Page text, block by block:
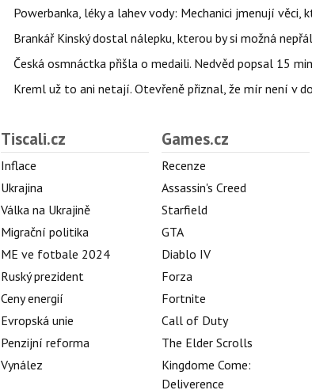
Powerbanka, léky a lahev vody: Mechanici jmenují
Brankář Kinský dostal nálepku, kterou by si možná
Česká osmnáctka přišla o medaili. Nedvěd popsal 15
Kreml už to ani netají. Otevřeně přiznal, že mír není v
Tiscali.cz
Inflace
Ukrajina
Válka na Ukrajině
Migrační politika
ME ve fotbale 2024
Ruský prezident
Ceny energií
Evropská unie
Penzijní reforma
Vynález
Games.cz
Recenze
Assassin's Creed
Starfield
GTA
Diablo IV
Forza
Fortnite
Call of Duty
The Elder Scrolls
Kingdome Come:
Deliverence